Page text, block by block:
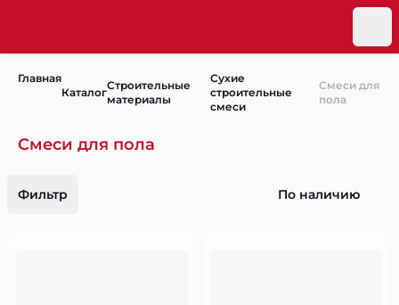
Главная
Каталог
Строительные
материалы
Сухие
строительные
смеси
Смеси для
пола
Смеси для пола
Фильтр По наличию